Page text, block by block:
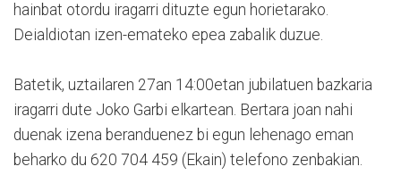
hainbat otordu iragarri dituzte egun horietarako.
Deialdiotan izen-emateko epea zabalik duzue.
Batetik, uztailaren 27an 14:00etan jubilatuen bazkaria
iragarri dute Joko Garbi elkartean. Bertara joan nahi
duenak izena beranduenez bi egun lehenago eman
beharko du 620 704 459 (Ekain) telefono zenbakian.